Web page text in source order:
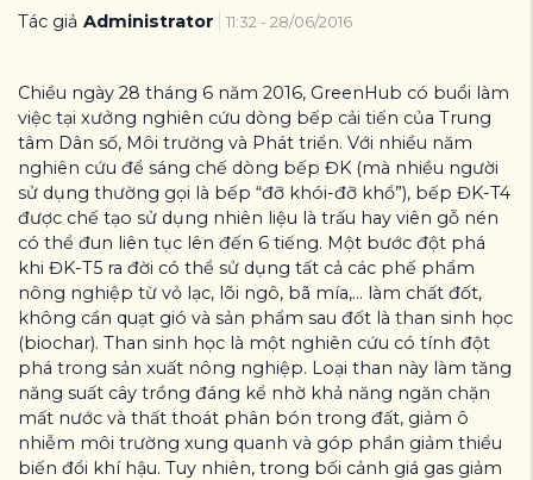
Tác giả Administrator 11:32 - 28/06/2016
Chiều ngày 28 tháng 6 năm 2016, GreenHub có buổi làm
việc tại xưởng nghiên cứu dòng bếp cải tiến của Trung
tâm Dân số, Môi trường và Phát triển. Với nhiều năm
nghiên cứu để sáng chế dòng bếp ĐK (mà nhiều người
sử dụng thường gọi là bếp “đỡ khói-đỡ khổ”), bếp ĐK-T4
được chế tạo sử dụng nhiên liệu là trấu hay viên gỗ nén
có thể đun liên tục lên đến 6 tiếng. Một bước đột phá
khi ĐK-T5 ra đời có thể sử dụng tất cả các phế phẩm
nông nghiệp từ vỏ lạc, lõi ngô, bã mía,… làm chất đốt,
không cần quạt gió và sản phẩm sau đốt là than sinh học
(biochar). Than sinh học là một nghiên cứu có tính đột
phá trong sản xuất nông nghiệp. Loại than này làm tăng
năng suất cây trồng đáng kể nhờ khả năng ngăn chặn
mất nước và thất thoát phân bón trong đất, giảm ô
nhiễm môi trường xung quanh và góp phần giảm thiểu
biến đổi khí hậu. Tuy nhiên, trong bối cảnh giá gas giảm